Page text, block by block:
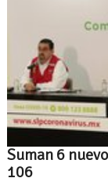
Suman 6
106